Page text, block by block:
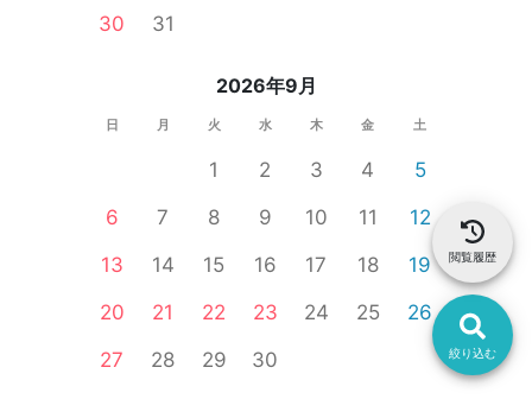
絞り込む
閲覧履歴
30
31
2026年9月
日 月 火 水 木 金 土
1 2 3 4
5
6
7 8 9 10 11
12
13
14 15 16 17 18
19
20
21 22 23 24 25
26
27
28 29 30